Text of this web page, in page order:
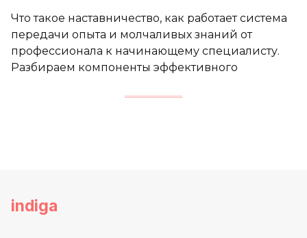
Что такое наставничество, как работает система
передачи опыта и молчаливых знаний от
профессионала к начинающему специалисту.
Разбираем компоненты эффективного
indiga